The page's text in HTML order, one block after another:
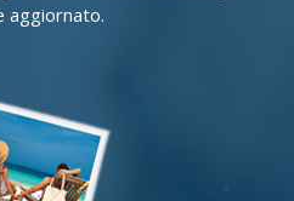
aggiornato.